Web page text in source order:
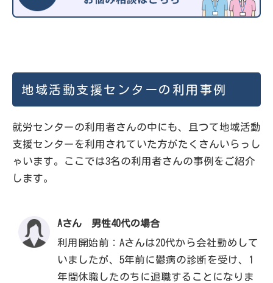
地域活動支援センターの利用事例
就労センターの利用者さんの中にも、且つて地域活動
支援センターを利用されていた方がたくさんいらっし
ゃいます。ここでは3名の利用者さんの事例をご紹介
します。
Aさん 男性40代の場合
利用開始前：Aさんは20代から会社勤めして
いましたが、5年前に鬱病の診断を受け、1
年間休職したのちに退職することになりま